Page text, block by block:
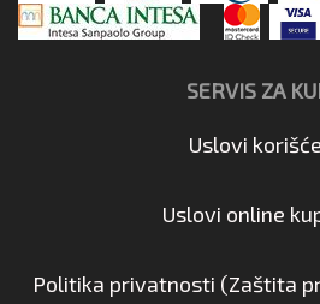
SERVIS ZA
Uslovi
Uslovi online
Politika privatnosti (Zaštita